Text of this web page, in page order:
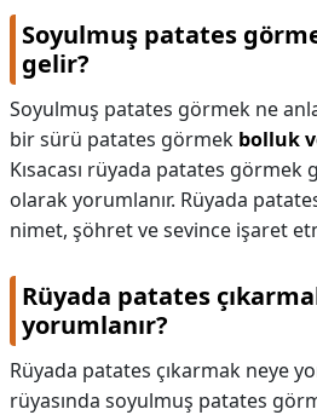
Soyulmuş patates
gelir?
Soyulmuş patates görmek ne
bir sürü patates görmek bolluk
Kısacası rüyada patates görmek
olarak yorumlanır. Rüyada
nimet, şöhret ve sevince işaret
Rüyada patates
yorumlanır?
Rüyada patates çıkarmak neye
rüyasında soyulmuş patates